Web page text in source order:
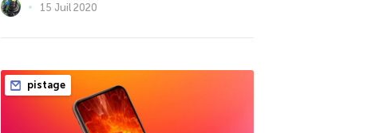
15 Juil 2020
pistage